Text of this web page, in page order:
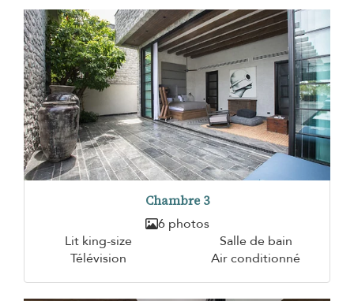
Chambre 3
6 photos
Lit king-size
Salle de bain
Télévision
Air conditionné